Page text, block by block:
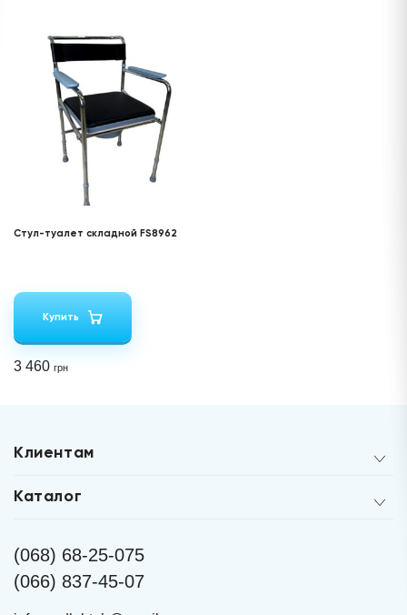
Стул-туалет складной FS8962
Купить
3 460 грн
Клиентам
Каталог
(068) 68-25-075
(066) 837-45-07